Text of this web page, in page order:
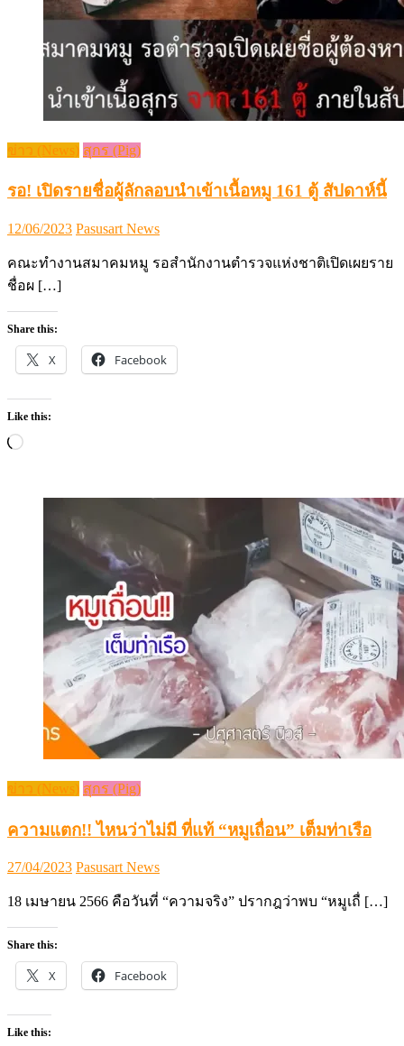
ข่าว (News) สุกร (Pig)
รอ! เปิดรายชื่อผู้ลักลอบนำเข้าเนื้อหมู 161 ตู้ สัปดาห์นี้
Posted
12/06/2023 Author
Pasusart News
คณะทำงานสมาคมหมู รอสำนักงานตำรวจแห่งชาติเปิดเผยราย
ชื่อผ […]
Share this:
X Facebook
Like this:
Loading…
ข่าว (News) สุกร (Pig)
ความแตก!! ไหนว่าไม่มี ที่แท้ “หมูเถื่อน” เต็มท่าเรือ
Posted
27/04/2023 Author
Pasusart News
18 เมษายน 2566 คือวันที่ “ความจริง” ปรากฎว่าพบ “หมูเถื่ […]
Share this:
X Facebook
Like this: